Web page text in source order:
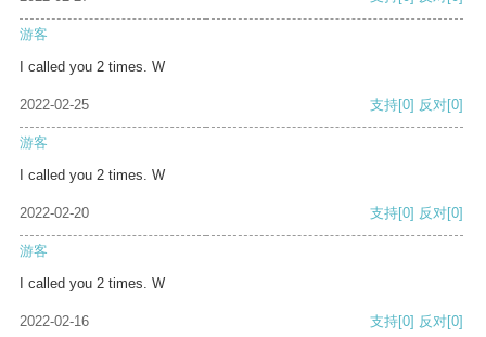
游客
I called you 2 times. W
2022-02-25 支持[0] 反对[0]
游客
I called you 2 times. W
2022-02-20 支持[0] 反对[0]
游客
I called you 2 times. W
2022-02-16 支持[0] 反对[0]